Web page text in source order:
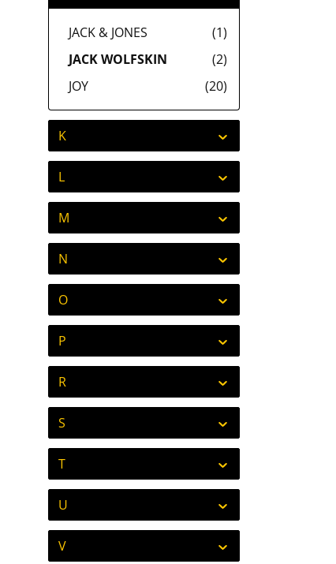
(1)
JACK & JONES
(2)
JACK WOLFSKIN
(20)
JOY
K
L
M
N
O
P
R
S
T
U
V